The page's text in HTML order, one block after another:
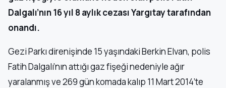
Dalgalı’nın 16 yıl 8 aylık cezası Yargıtay tarafından
onandı.
Gezi Parkı direnişinde 15 yaşındaki Berkin Elvan, polis
Fatih Dalgalı’nın attığı gaz fişeği nedeniyle ağır
yaralanmış ve 269 gün komada kalıp 11 Mart 2014’te